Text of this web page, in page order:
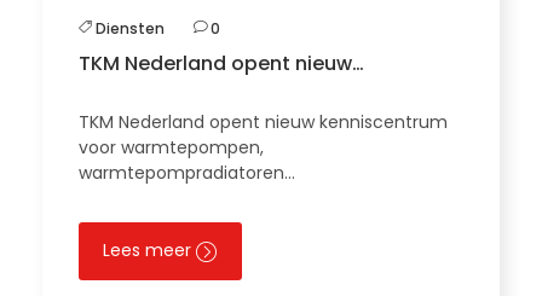
Diensten 0
TKM Nederland opent nieuw…
TKM Nederland opent nieuw kenniscentrum
voor warmtepompen,
warmtepompradiatoren…
Lees meer